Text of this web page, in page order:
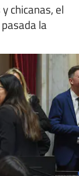
chicanas, el
la